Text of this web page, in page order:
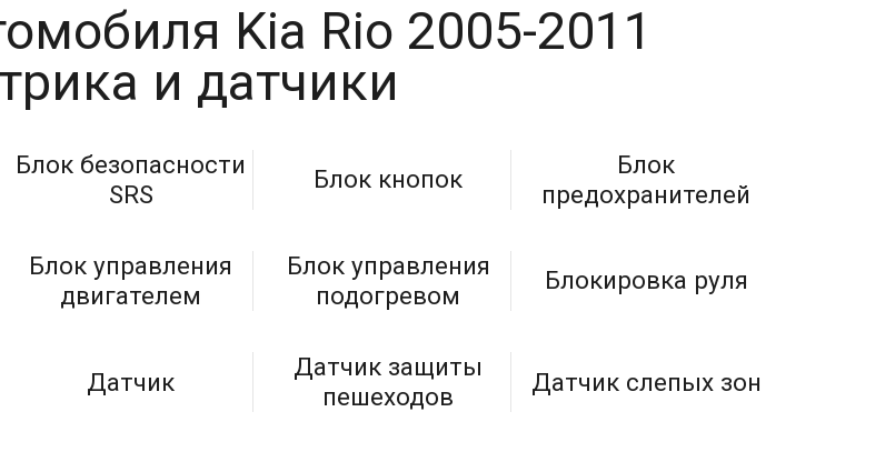
Kia Rio 2005-2011
и датчики
Блок безопасности
SRS
Блок кнопок
Блок
предохранителей
Блок управления
двигателем
Блок управления
подогревом
Блокировка руля
Датчик
Датчик защиты
пешеходов
Датчик слепых зон